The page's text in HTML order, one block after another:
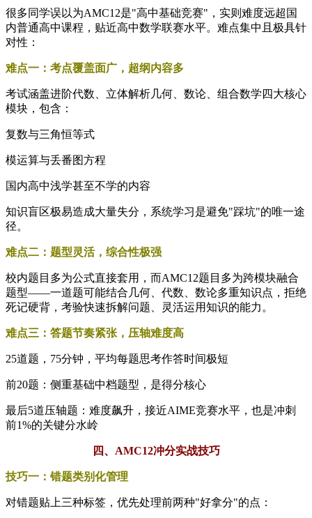
很多同学误以为AMC12是"高中基础竞赛"，实则难度远超国
内普通高中课程，贴近高中数学联赛水平。难点集中且极具针
对性：
难点一：考点覆盖面广，超纲内容多
考试涵盖进阶代数、立体解析几何、数论、组合数学四大核心
模块，包含：
复数与三角恒等式
模运算与丢番图方程
国内高中浅学甚至不学的内容
知识盲区极易造成大量失分，系统学习是避免"踩坑"的唯一途
径。
难点二：题型灵活，综合性极强
校内题目多为公式直接套用，而AMC12题目多为跨模块融合
题型——一道题可能结合几何、代数、数论多重知识点，拒绝
死记硬背，考验快速拆解问题、灵活运用知识的能力。
难点三：答题节奏紧张，压轴难度高
25道题，75分钟，平均每题思考作答时间极短
前20题：侧重基础中档题型，是得分核心
最后5道压轴题：难度飙升，接近AIME竞赛水平，也是冲刺
前1%的关键分水岭
四、AMC12冲分实战技巧
技巧一：错题类别化管理
对错题贴上三种标签，优先处理前两种"好拿分"的点：